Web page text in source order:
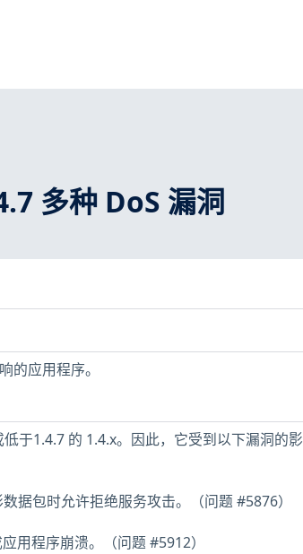
多种 DoS 漏洞
的应用程序。
于1.4.7 的 1.4.x。因此，它受到以下漏洞的影
据包时允许拒绝服务攻击。（问题 #5876）
用程序崩溃。（问题 #5912）